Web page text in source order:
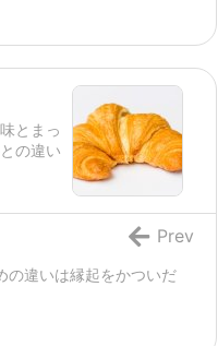
とまっ
の違い
の違いは縁起をかついだ
Prev